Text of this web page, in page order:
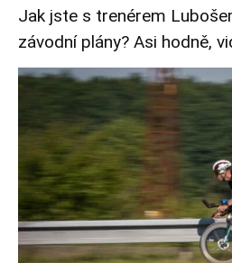
Jak jste s trenérem
závodní plány? Asi hodně,